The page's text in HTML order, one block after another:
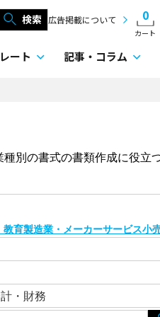
検索 広告掲載について 0
カート
ート 記事・ コラム
別の書式の書類作成に役立
教育製造業・メーカーサービス小
・財務